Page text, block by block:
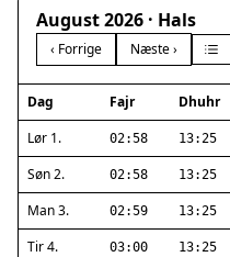
August 2026 · Hals
‹ Forrige Næste ›
Dag Fajr Dhuhr
Lør 1.
02:58 13:25
Søn 2. 02:58 13:25
Man 3. 02:59 13:25
Tir 4. 03:00 13:25